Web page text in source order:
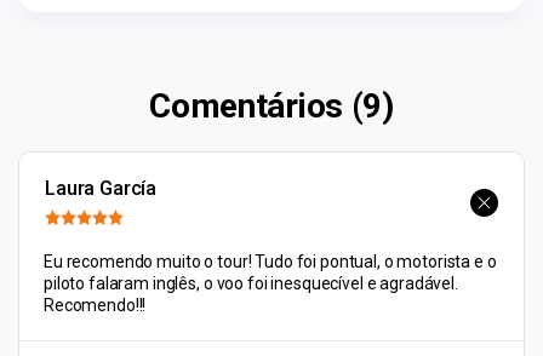
Comentários (9)
Laura García
Eu recomendo muito o tour! Tudo foi pontual, o motorista e o
piloto falaram inglês, o voo foi inesquecível e agradável.
Recomendo!!!